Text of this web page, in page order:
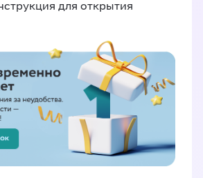
для открытия